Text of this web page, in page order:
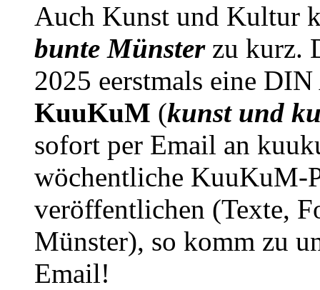
Auch Kunst und Kultur
bunte Münsterzu kurz.
2025 eerstmals eine
KuuKuM (kunst und
sofort per Email an
wöchentliche KuuKuM-
veröffentlichen (Texte,
Münster), so komm zu
Email!